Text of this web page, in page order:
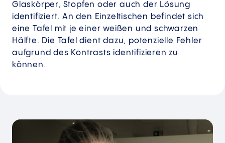
Glaskörper, Stopfen oder auch der Lösung
identifiziert. An den Einzeltischen befindet sich
eine Tafel mit je einer weißen und schwarzen
Hälfte. Die Tafel dient dazu, potenzielle Fehler
aufgrund des Kontrasts identifizieren zu
können.